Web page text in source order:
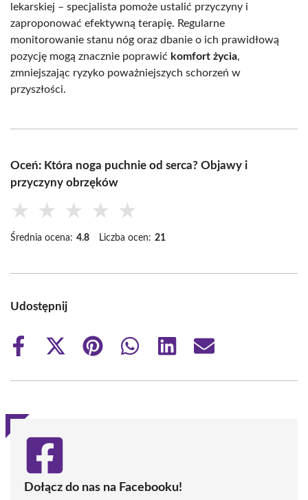
lekarskiej – specjalista pomoże ustalić przyczyny i
zaproponować efektywną terapię. Regularne
monitorowanie stanu nóg oraz dbanie o ich prawidłową
pozycję mogą znacznie poprawić komfort życia,
zmniejszając ryzyko poważniejszych schorzeń w
przyszłości.
Oceń: Która noga puchnie od serca? Objawy i
przyczyny obrzęków
★ ★ ★ ★ ★
Średnia ocena: 4.8 Liczba ocen: 21
Udostępnij
Share
Share
(Twitter)
Share
Share
Share
Share
Dołącz do nas na Facebooku!